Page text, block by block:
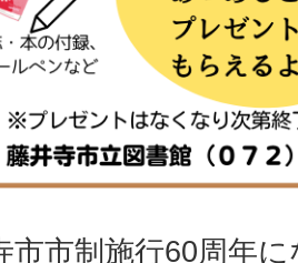
市市制施行60周年